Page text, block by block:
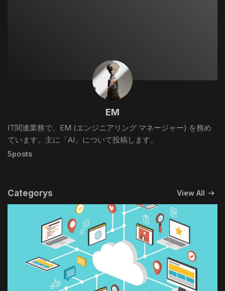
EM
IT関連業務で、EM (エンジニアリング マネージャー) を務め
ています。主に「AI」について投稿します。
5posts
Categorys View All